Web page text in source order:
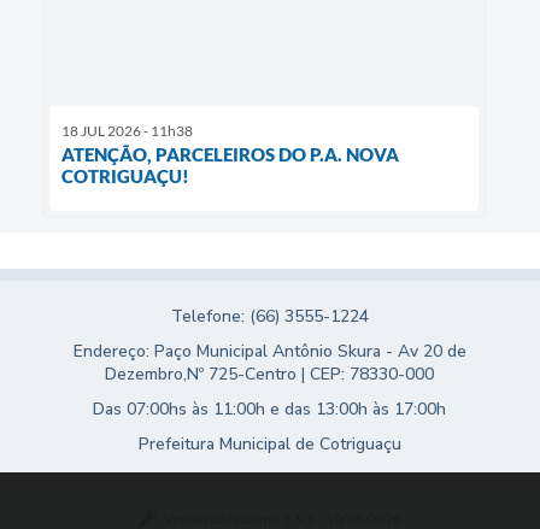
18 JUL 2026 - 11h38
ATENÇÃO, PARCELEIROS DO P.A. NOVA
COTRIGUAÇU!
Telefone: (66) 3555-1224
Endereço: Paço Municipal Antônio Skura - Av 20 de
Dezembro,Nº 725-Centro | CEP: 78330-000
Das 07:00hs às 11:00h e das 13:00h às 17:00h
Prefeitura Municipal de Cotriguaçu